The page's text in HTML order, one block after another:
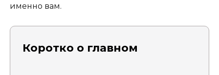
именно вам.
Коротко о главном